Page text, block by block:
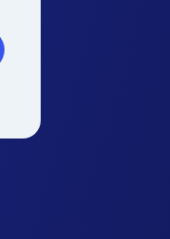
Gestão e